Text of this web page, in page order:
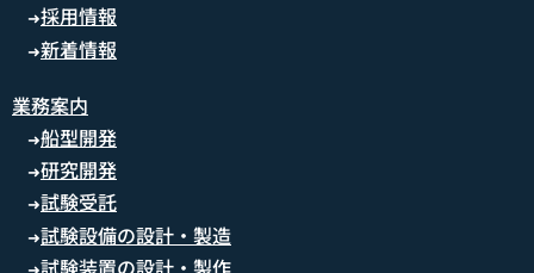
➜採用情報
➜新着情報
業務案内
➜船型開発
➜研究開発
➜試験受託
➜試験設備の設計・製造
試験装置の設計・製作